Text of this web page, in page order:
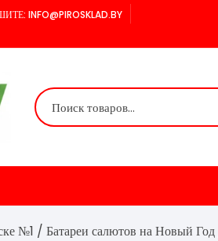
INFO@PIROSKLAD.BY
№1 / Батареи салютов на Новый Год